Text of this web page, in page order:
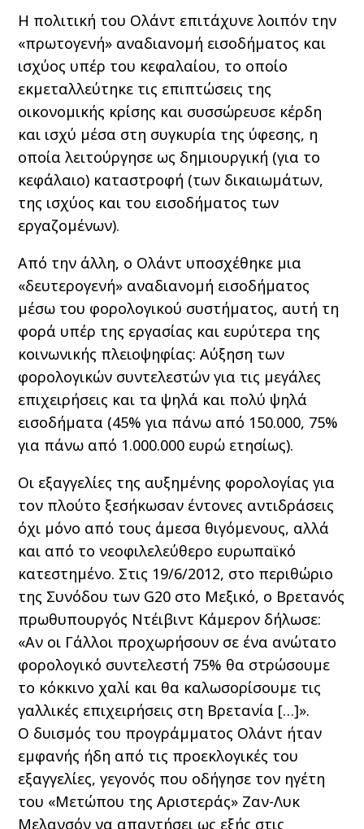
Η πολιτική του Ολάντ επιτάχυνε λοιπόν την
«πρωτογενή» αναδιανομή εισοδήματος και
ισχύος υπέρ του κεφαλαίου, το οποίο
εκμεταλλεύτηκε τις επιπτώσεις της
οικονομικής κρίσης και συσσώρευσε κέρδη
και ισχύ μέσα στη συγκυρία της ύφεσης, η
οποία λειτούργησε ως δημιουργική (για το
κεφάλαιο) καταστροφή (των δικαιωμάτων,
της ισχύος και του εισοδήματος των
εργαζομένων).
Από την άλλη, ο Ολάντ υποσχέθηκε μια
«δευτερογενή» αναδιανομή εισοδήματος
μέσω του φορολογικού συστήματος, αυτή τη
φορά υπέρ της εργασίας και ευρύτερα της
κοινωνικής πλειοψηφίας: Αύξηση των
φορολογικών συντελεστών για τις μεγάλες
επιχειρήσεις και τα ψηλά και πολύ ψηλά
εισοδήματα (45% για πάνω από 150.000, 75%
για πάνω από 1.000.000 ευρώ ετησίως).
Οι εξαγγελίες της αυξημένης φορολογίας για
τον πλούτο ξεσήκωσαν έντονες αντιδράσεις
όχι μόνο από τους άμεσα θιγόμενους, αλλά
και από το νεοφιλελεύθερο ευρωπαϊκό
κατεστημένο. Στις 19/6/2012, στο περιθώριο
της Συνόδου των G20 στο Μεξικό, ο Βρετανός
πρωθυπουργός Ντέιβιντ Κάμερον δήλωσε:
«Αν οι Γάλλοι προχωρήσουν σε ένα ανώτατο
φορολογικό συντελεστή 75% θα στρώσουμε
το κόκκινο χαλί και θα καλωσορίσουμε τις
γαλλικές επιχειρήσεις στη Βρετανία […]».
Ο δυισμός του προγράμματος Ολάντ ήταν
εμφανής ήδη από τις προεκλογικές του
εξαγγελίες, γεγονός που οδήγησε τον ηγέτη
του «Μετώπου της Αριστεράς» Ζαν-Λυκ
Μελανσόν να απαντήσει ως εξής στις